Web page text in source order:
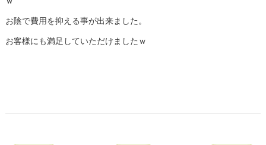
お陰で費用を抑える事が出来ました。
お客様にも満足していただけましたｗ